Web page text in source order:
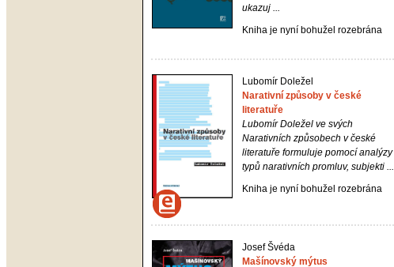
ukazuj ...
Kniha je nyní bohužel rozebrána
Lubomír Doležel
Narativní způsoby v české
literatuře
Lubomír Doležel ve svých
Narativních způsobech v české
literatuře formuluje pomocí analýzy
typů narativních promluv, subjekti ...
Kniha je nyní bohužel rozebrána
Josef Švéda
Mašínovský mýtus